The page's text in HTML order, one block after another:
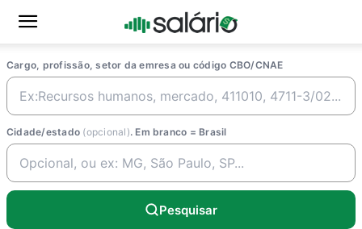
Cargo, profissão, setor da emresa ou código CBO/CNAE
Cidade/estado (opcional). Em branco = Brasil
Pesquisar